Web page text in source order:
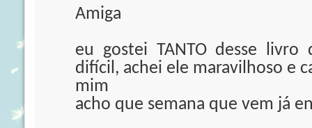
Amiga
eu gostei TANTO desse
difícil, achei ele maravilhoso e
mim
acho que semana que vem já